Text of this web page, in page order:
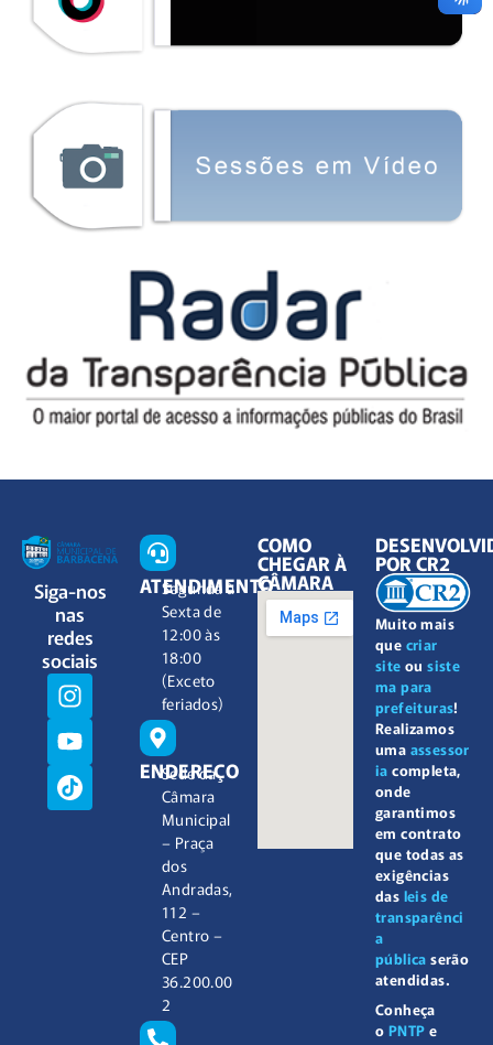
Siga-nos
nas
redes
sociais
ATENDIMENTO
Segunda à
Sexta de
12:00 às
18:00
(Exceto
feriados)
ENDEREÇO
Sede da
Câmara
Municipal
– Praça
dos
Andradas,
112 –
Centro –
CEP
36.200.00
2
COMO
CHEGAR À
CÂMARA
Muito mais
que criar
site ousiste
ma para
prefeituras!
Realizamos
uma assessor
ia completa,
onde
garantimos
em contrato
que todas as
exigências
das leis de
transparênci
a
pública serão
atendidas.
Conheça
o PNTP e
POR CR2